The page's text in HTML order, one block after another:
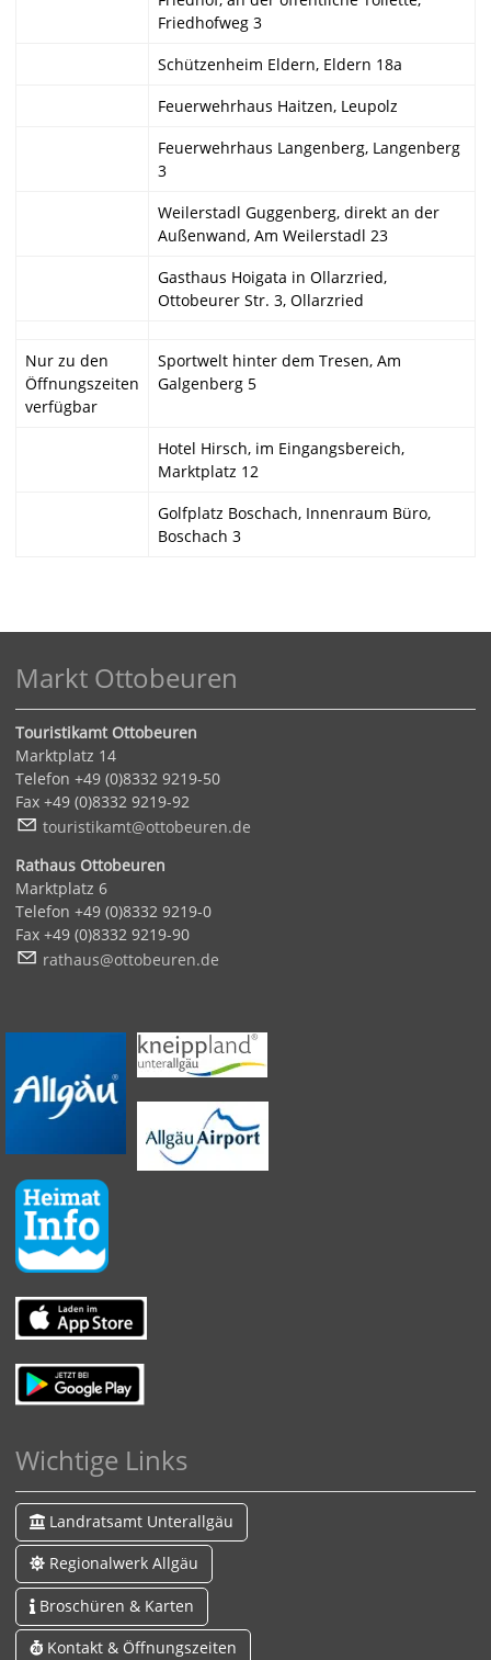
Friedhofweg 3
Schützenheim Eldern, Eldern 18a
Feuerwehrhaus Haitzen, Leupolz
Feuerwehrhaus Langenberg, Langenberg
3
Weilerstadl Guggenberg, direkt an der
Außenwand, Am Weilerstadl 23
Gasthaus Hoigata in Ollarzried,
Ottobeurer Str. 3, Ollarzried
Nur zu den
Öffnungszeiten
verfügbar
Sportwelt hinter dem Tresen, Am
Galgenberg 5
Hotel Hirsch, im Eingangsbereich,
Marktplatz 12
Golfplatz Boschach, Innenraum Büro,
Boschach 3
Markt Ottobeuren
Touristikamt Ottobeuren
Marktplatz 14
Telefon +49 (0)8332 9219-50
Fax +49 (0)8332 9219-92
t
r st k mt tt b r n d
Rathaus Ottobeuren
Marktplatz 6
Telefon +49 (0)8332 9219-0
Fax +49 (0)8332 9219-90
r th s tt b r n d
Wichtige Links
Landratsamt Unterallgäu
Regionalwerk Allgäu
Broschüren & Karten
Kontakt & Öffnungszeiten